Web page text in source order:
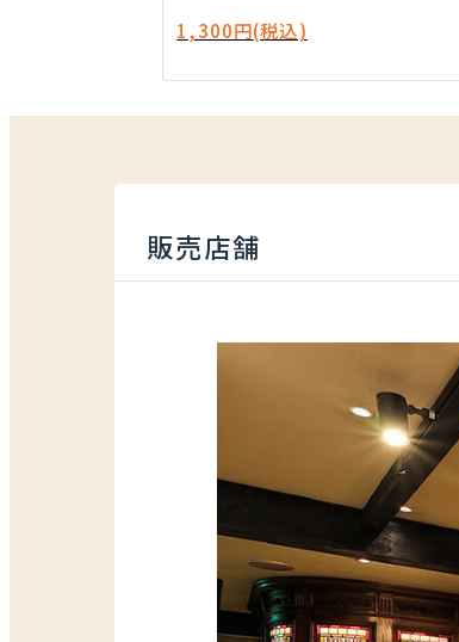
1,300円(税込)
販売店舗